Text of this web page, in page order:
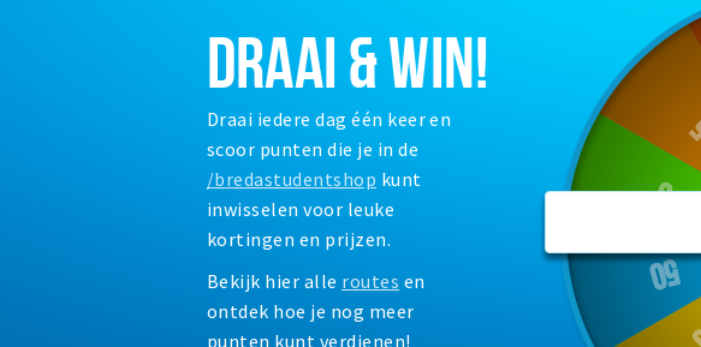
DRAAI & WIN!
Draai iedere dag één keer en
scoor punten die je in de
/bredastudentshop kunt
inwisselen voor leuke
kortingen en prijzen.
Bekijk hier alle routes en
ontdek hoe je nog meer
punten kunt verdienen!